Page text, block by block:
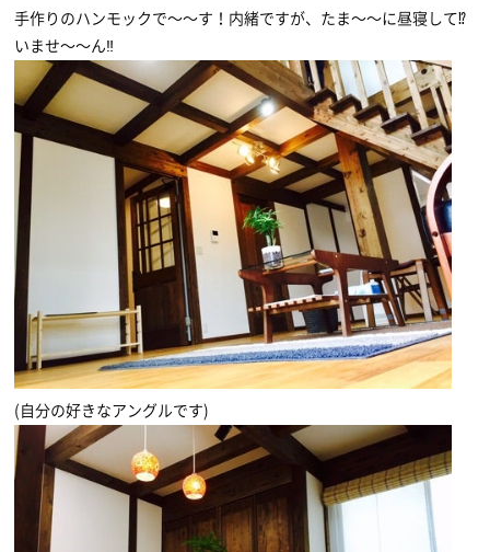
手作りのハンモックで〜〜す！内緒ですが、たま〜〜に昼寝して⁉
いませ〜〜ん‼
(自分の好きなアングルです)